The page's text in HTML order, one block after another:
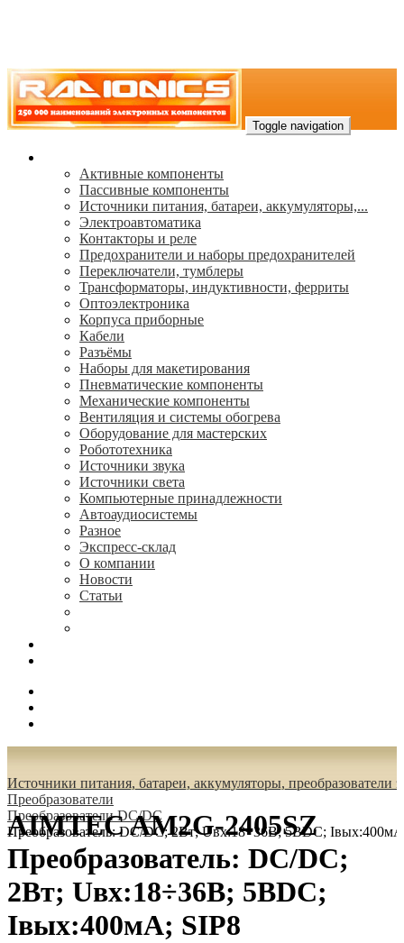
Toggle navigation
Активные компоненты
Пассивные компоненты
Источники питания, батареи, аккумуляторы,...
Электроавтоматика
Контакторы и реле
Предохранители и наборы предохранителей
Переключатели, тумблеры
Трансформаторы, индуктивности, ферриты
Oптоэлектроника
Корпуса приборные
Кабели
Разъёмы
Наборы для макетирования
Пневматические компоненты
Механические компоненты
Вентиляция и системы обогрева
Оборудование для мастерских
Робототехника
Источники звука
Источники света
Компьютерные принадлежности
Автоаудиосистемы
Разное
Экспресс-склад
О компании
Новости
Статьи
Источники питания, батареи, аккумуляторы, преобразователи
Преобразователи
Преобразователи DC/DC
Преобразователь: DC/DC; 2Вт; Uвх:18÷36В; 5ВDC;
AIMTEC AM2G-2405SZ
Преобразователь: DC/DC;
2Вт; Uвх:18÷36В; 5ВDC;
Iвых:400мА; SIP8